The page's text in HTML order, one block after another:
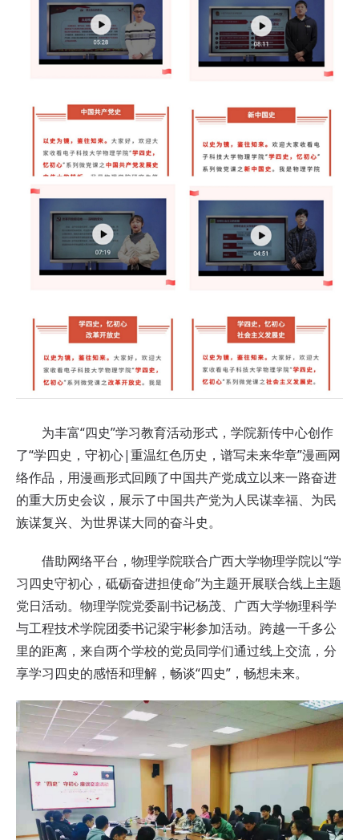
为丰富“四史”学习教育活动形式，学院新传中心创作
了“学四史，守初心|重温红色历史，谱写未来华章”漫画网
络作品，用漫画形式回顾了中国共产党成立以来一路奋进
的重大历史会议，展示了中国共产党为人民谋幸福、为民
族谋复兴、为世界谋大同的奋斗史。
借助网络平台，物理学院联合广西大学物理学院以“学
习四史守初心，砥砺奋进担使命”为主题开展联合线上主题
党日活动。物理学院党委副书记杨茂、广西大学物理科学
与工程技术学院团委书记梁宇彬参加活动。跨越一千多公
里的距离，来自两个学校的党员同学们通过线上交流，分
享学习四史的感悟和理解，畅谈“四史”，畅想未来。